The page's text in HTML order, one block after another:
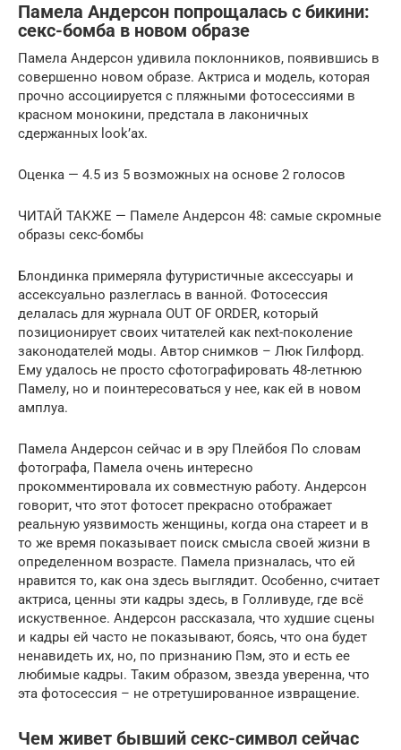
Памела Андерсон попрощалась с бикини:
секс-бомба в новом образе
Памела Андерсон удивила поклонников, появившись в
совершенно новом образе. Актриса и модель, которая
прочно ассоциируется с пляжными фотосессиями в
красном монокини, предстала в лаконичных
сдержанных look’ах.
Оценка — 4.5 из 5 возможных на основе 2 голосов
ЧИТАЙ ТАКЖЕ — Памеле Андерсон 48: самые скромные
образы секс-бомбы
Блондинка примеряла футуристичные аксессуары и
ассексуально разлеглась в ванной. Фотосессия
делалась для журнала OUT OF ORDER, который
позиционирует своих читателей как next-поколение
законодателей моды. Автор снимков – Люк Гилфорд.
Ему удалось не просто сфотографировать 48-летнюю
Памелу, но и поинтересоваться у нее, как ей в новом
амплуа.
Памела Андерсон сейчас и в эру Плейбоя По словам
фотографа, Памела очень интересно
прокомментировала их совместную работу. Андерсон
говорит, что этот фотосет прекрасно отображает
реальную уязвимость женщины, когда она стареет и в
то же время показывает поиск смысла своей жизни в
определенном возрасте. Памела призналась, что ей
нравится то, как она здесь выглядит. Особенно, считает
актриса, ценны эти кадры здесь, в Голливуде, где всё
искуственное. Андерсон рассказала, что худшие сцены
и кадры ей часто не показывают, боясь, что она будет
ненавидеть их, но, по признанию Пэм, это и есть ее
любимые кадры. Таким образом, звезда уверенна, что
эта фотосессия – не отретушированное извращение.
Чем живет бывший секс-символ сейчас